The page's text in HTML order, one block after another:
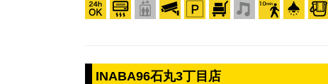
INABA96石丸3丁目店